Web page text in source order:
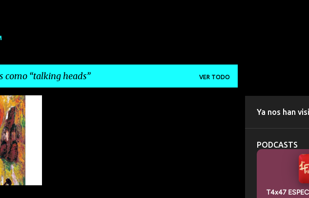
como talking heads VER TODO
+3 Ya nos han
PODCASTS